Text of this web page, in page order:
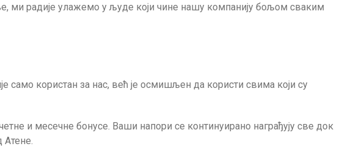
ми радије улажемо у људе који чине нашу компанију бољом сваким
само користан за нас, већ је осмишљен да користи свима који су
и месечне бонусе. Ваши напори се континуирано награђују све док
Атене.